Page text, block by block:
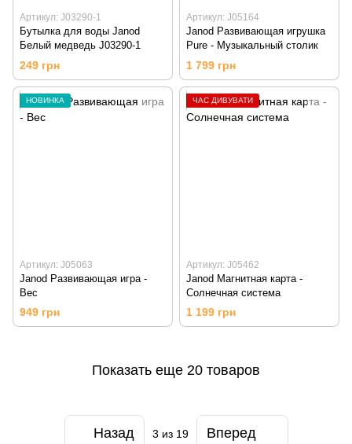
Артикул: J03290-1
Бутылка для воды Janod
Белый медведь J03290-1
249 грн
Артикул: J05164
Janod Развивающая игрушка
Pure - Музыкальный столик
1 799 грн
НОВИНКА
Артикул: J05063
Janod Развивающая игра -
Вес
949 грн
ЧАС ДИВУВАТИ
Артикул: J05462
Janod Магнитная карта -
Солнечная система
1 199 грн
Показать еще 20 товаров
Назад 3 из 19 Вперед